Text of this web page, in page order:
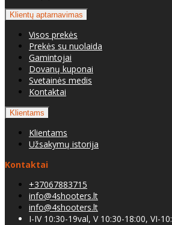
Klientų aptarnavimas
Visos prekės
Prekės su nuolaida
Gamintojai
Dovanų kuponai
Svetainės medis
Kontaktai
Klientams
Klientams
Užsakymų istorija
Kontaktai
+37067883715
info@4shooters.lt
info@4shooters.lt
I-IV 10:30-19val, V 10:30-18:00, VI-